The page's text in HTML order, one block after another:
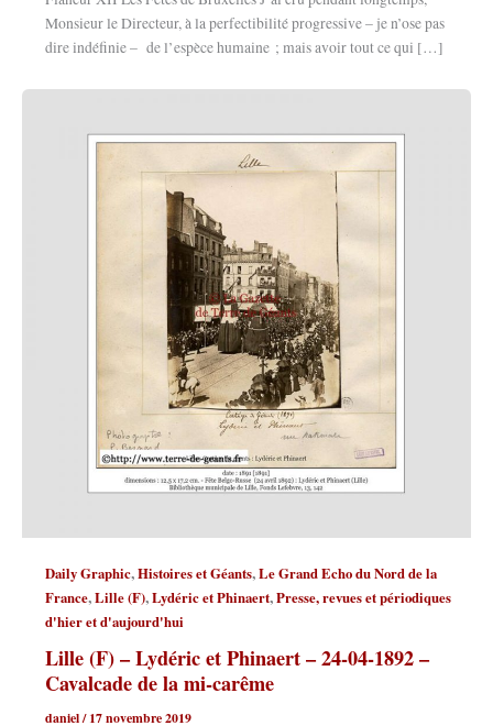
Monsieur le Directeur, à la perfectibilité progressive – je n’ose pas
dire indéfinie – de l’espèce humaine ; mais avoir tout ce qui […]
Daily Graphic,Histoires et Géants,Le Grand Echo du Nord de la
France,Lille (F),Lydéric et Phinaert,Presse, revues et périodiques
d'hier et d'aujourd'hui
Lille (F) – Lydéric et Phinaert – 24-04-1892 –
Cavalcade de la mi-carême
daniel/17 novembre 2019